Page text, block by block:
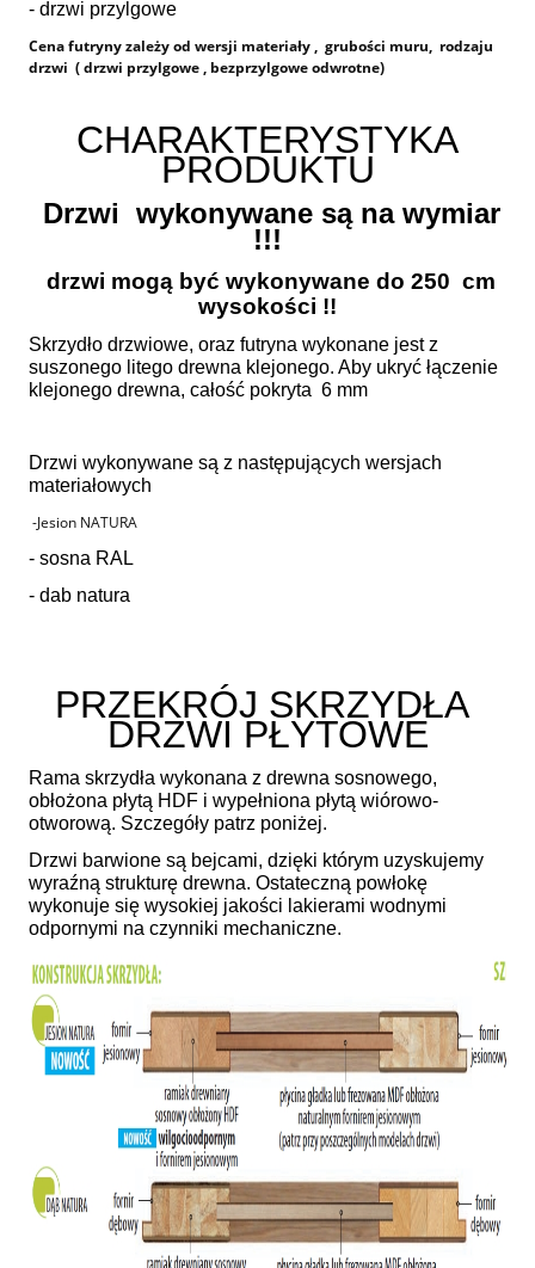
- drzwi przylgowe
Cena futryny zależy od wersji materiały , grubości muru, rodzaju
drzwi ( drzwi przylgowe , bezprzylgowe odwrotne)
CHARAKTERYSTYKA
PRODUKTU
Drzwi wykonywane są na wymiar
!!!
drzwi mogą być wykonywane do 250 cm
wysokości !!
Skrzydło drzwiowe, oraz futryna wykonane jest z
suszonego litego drewna klejonego. Aby ukryć łączenie
klejonego drewna, całość pokryta 6 mm
Drzwi wykonywane są z następujących wersjach
materiałowych
-Jesion NATURA
- sosna RAL
- dab natura
PRZEKRÓJ SKRZYDŁA
DRZWI PŁYTOWE
Rama skrzydła wykonana z drewna sosnowego,
obłożona płytą HDF i wypełniona płytą wiórowo-
otworową. Szczegóły patrz poniżej.
Drzwi barwione są bejcami, dzięki którym uzyskujemy
wyraźną strukturę drewna. Ostateczną powłokę
wykonuje się wysokiej jakości lakierami wodnymi
odpornymi na czynniki mechaniczne.